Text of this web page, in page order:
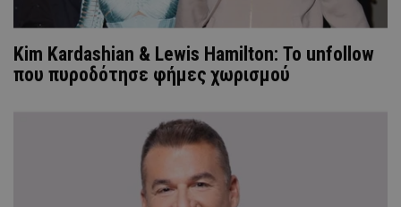
Kim Kardashian & Lewis Hamilton: Το unfollow
που πυροδότησε φήμες χωρισμού